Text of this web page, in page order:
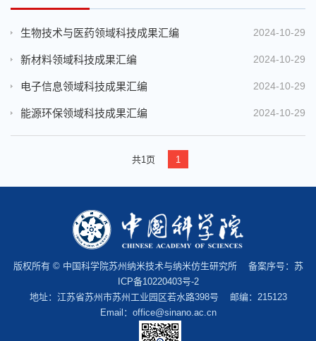
2024-10-29
生物技术与医药领域科技成果汇编
2024-10-29
新材料领域科技成果汇编
2024-10-29
电子信息领域科技成果汇编
2024-10-29
能源环保领域科技成果汇编
共1页 1
版权所有 © 中国科学院苏州纳米技术与纳米仿生研究所 备案序号： 苏
ICP备10220403号-2
地址：江苏省苏州市苏州工业园区若水路398号 邮编：215123
Email：office@sinano.ac.cn